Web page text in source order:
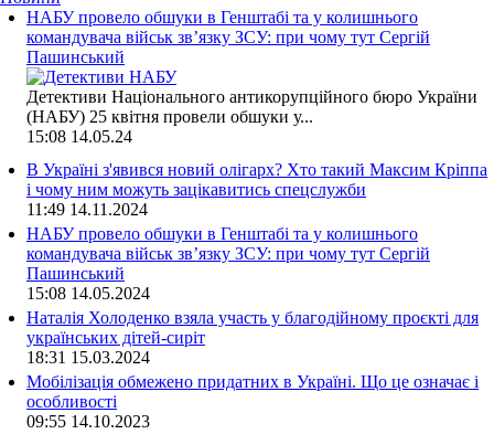
НАБУ провело обшуки в Генштабі та у колишнього
командувача військ зв’язку ЗСУ: при чому тут Сергій
Пашинський
Детективи Національного антикорупційного бюро України
(НАБУ) 25 квітня провели обшуки у...
15:08 14.05.24
В Україні з'явився новий олігарх? Хто такий Максим Кріппа
і чому ним можуть зацікавитись спецслужби
11:49 14.11.2024
НАБУ провело обшуки в Генштабі та у колишнього
командувача військ зв’язку ЗСУ: при чому тут Сергій
Пашинський
15:08 14.05.2024
Наталія Холоденко взяла участь у благодійному проєкті для
українських дітей-сиріт
18:31 15.03.2024
Мобілізація обмежено придатних в Україні. Що це означає і
особливості
09:55 14.10.2023